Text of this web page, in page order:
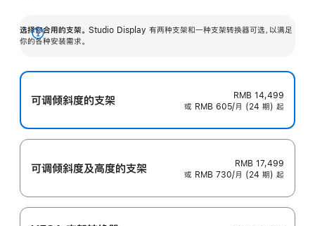
选择你合用的支架。 Studio Display 有两种支架和一种支架转换器可选，以满足
你的各种安装需求。
展
可调倾斜度的支架
RMB 14,499
或 RMB 605/月 (24 期) 起
可调倾斜度及高‍度的支‍架
RMB 17,499
或 RMB 730/月 (24 期) 起